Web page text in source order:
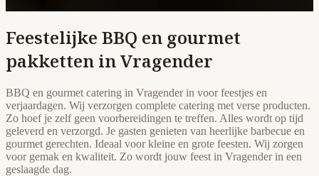
Feestelijke BBQ en gourmet
pakketten in Vragender
BBQ en gourmet catering in Vragender in voor feestjes en
verjaardagen. Wij verzorgen complete catering met verse producten.
Zo hoef je zelf geen voorbereidingen te treffen. Alles wordt op tijd
geleverd en verzorgd. Je gasten genieten van heerlijke barbecue en
gourmet gerechten. Ideaal voor kleine en grote feesten. Wij zorgen
voor gemak en kwaliteit. Zo wordt jouw feest in Vragender in een
geslaagde dag.